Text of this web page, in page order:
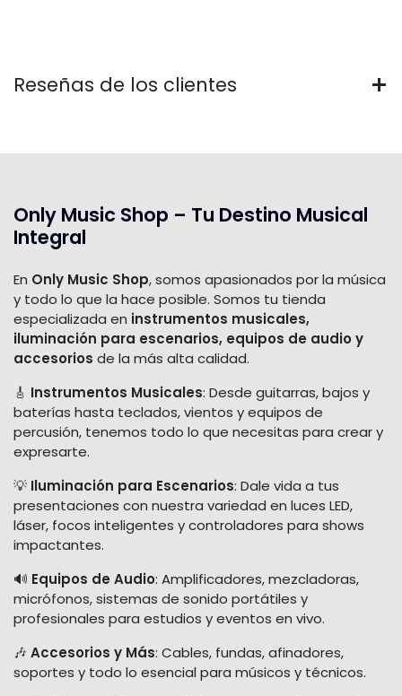
Reseñas de los clientes
Only Music Shop – Tu Destino Musical
Integral
En Only Music Shop, somos apasionados por la música
y todo lo que la hace posible. Somos tu tienda
especializada en instrumentos musicales,
iluminación para escenarios, equipos de audio y
accesorios de la más alta calidad.
🎸 Instrumentos Musicales: Desde guitarras, bajos y
baterías hasta teclados, vientos y equipos de
percusión, tenemos todo lo que necesitas para crear y
expresarte.
💡 Iluminación para Escenarios: Dale vida a tus
presentaciones con nuestra variedad en luces LED,
láser, focos inteligentes y controladores para shows
impactantes.
🔊 Equipos de Audio: Amplificadores, mezcladoras,
micrófonos, sistemas de sonido portátiles y
profesionales para estudios y eventos en vivo.
🎶 Accesorios y Más: Cables, fundas, afinadores,
soportes y todo lo esencial para músicos y técnicos.